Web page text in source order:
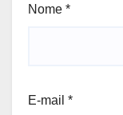
Nome *
E-mail *